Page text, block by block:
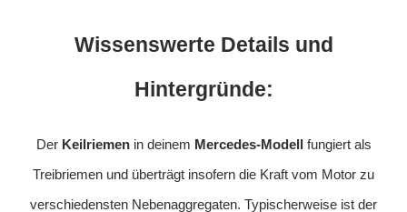
Wissenswerte Details und
Hintergründe:
Der Keilriemenin deinem Mercedes-Modell fungiert als
Treibriemen und überträgt insofern die Kraft vom Motor zu
verschiedensten Nebenaggregaten. Typischerweise ist der